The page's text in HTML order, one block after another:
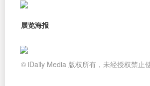
展览海报
© iDaily Media 版权所有，未经授权禁止使